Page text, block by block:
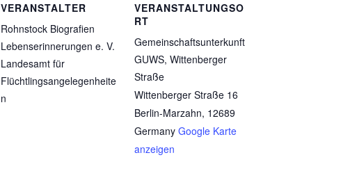
VERANSTALTER
Rohnstock Biografien
Lebenserinnerungen e. V.
Landesamt für
Flüchtlingsangelegenheite
n
VERANSTALTUNGSO
RT
Gemeinschaftsunterkunft
GUWS, Wittenberger
Straße
Wittenberger Straße 16
Berlin-Marzahn, 12689
Germany Google Karte
anzeigen